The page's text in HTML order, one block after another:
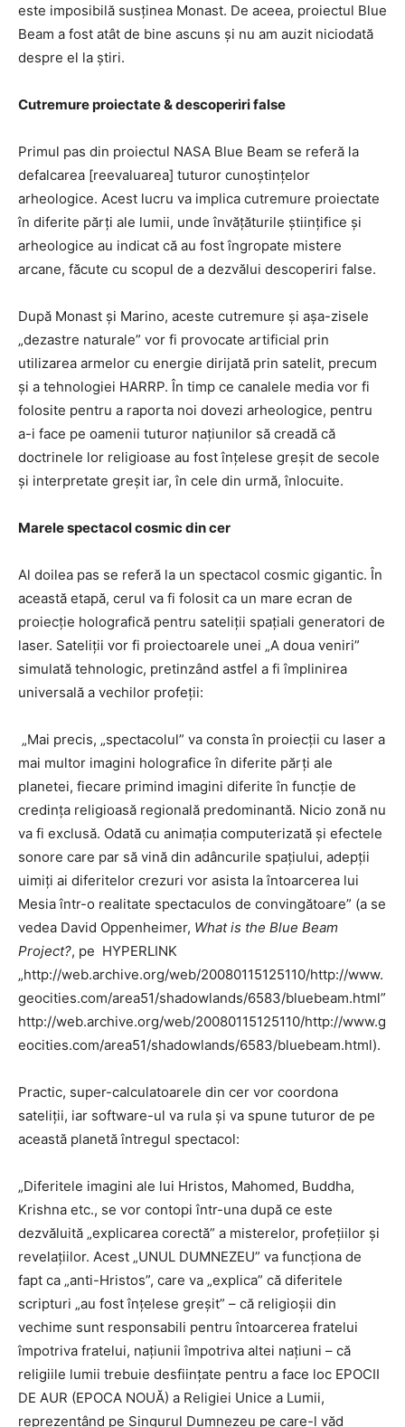
este imposibilă susținea Monast. De aceea, proiectul Blue
Beam a fost atât de bine ascuns și nu am auzit niciodată
despre el la știri.
Cutremure proiectate & descoperiri false
Primul pas din proiectul NASA Blue Beam se referă la
defalcarea [reevaluarea] tuturor cunoștințelor
arheologice. Acest lucru va implica cutremure proiectate
în diferite părți ale lumii, unde învățăturile științifice și
arheologice au indicat că au fost îngropate mistere
arcane, făcute cu scopul de a dezvălui descoperiri false.
După Monast și Marino, aceste cutremure și așa-zisele
„dezastre naturale” vor fi provocate artificial prin
utilizarea armelor cu energie dirijată prin satelit, precum
și a tehnologiei HARRP. În timp ce canalele media vor fi
folosite pentru a raporta noi dovezi arheologice, pentru
a-i face pe oamenii tuturor națiunilor să creadă că
doctrinele lor religioase au fost înțelese greșit de secole
și interpretate greșit iar, în cele din urmă, înlocuite.
Marele spectacol cosmic din cer
Al doilea pas se referă la un spectacol cosmic gigantic. În
această etapă, cerul va fi folosit ca un mare ecran de
proiecție holografică pentru sateliții spațiali generatori de
laser. Sateliții vor fi proiectoarele unei „A doua veniri”
simulată tehnologic, pretinzând astfel a fi împlinirea
universală a vechilor profeții:
„Mai precis, „spectacolul” va consta în proiecții cu laser a
mai multor imagini holografice în diferite părți ale
planetei, fiecare primind imagini diferite în funcție de
credința religioasă regională predominantă. Nicio zonă nu
va fi exclusă. Odată cu animația computerizată și efectele
sonore care par să vină din adâncurile spațiului, adepții
uimiți ai diferitelor crezuri vor asista la întoarcerea lui
Mesia într-o realitate spectaculos de convingătoare” (a se
vedea David Oppenheimer, What is the Blue Beam
Project?, pe HYPERLINK
„http://web.archive.org/web/20080115125110/http://www.
geocities.com/area51/shadowlands/6583/bluebeam.html”
http://web.archive.org/web/20080115125110/http://www.g
eocities.com/area51/shadowlands/6583/bluebeam.html).
Practic, super-calculatoarele din cer vor coordona
sateliții, iar software-ul va rula și va spune tuturor de pe
această planetă întregul spectacol:
„Diferitele imagini ale lui Hristos, Mahomed, Buddha,
Krishna etc., se vor contopi într-una după ce este
dezvăluită „explicarea corectă” a misterelor, profețiilor și
revelațiilor. Acest „UNUL DUMNEZEU” va funcționa de
fapt ca „anti-Hristos”, care va „explica” că diferitele
scripturi „au fost înțelese greșit” – că religioșii din
vechime sunt responsabili pentru întoarcerea fratelui
împotriva fratelui, națiunii împotriva altei națiuni – că
religiile lumii trebuie desființate pentru a face loc EPOCII
DE AUR (EPOCA NOUĂ) a Religiei Unice a Lumii,
reprezentând pe Singurul Dumnezeu pe care-l văd